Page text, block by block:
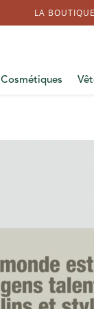
LA
Cosmétiques